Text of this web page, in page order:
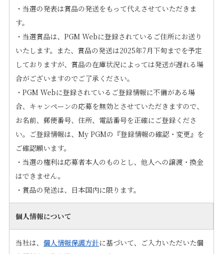
・当選の発表は賞品の発送をもって代えさせていただきま
す。
・当選賞品は、PGM Webに登録されているご住所にお送り
いたします。また、賞品の発送は2025年7月下旬までを予定
しておりますが、賞品の在庫状況によっては発送が遅れる場
合がございますのでご了承ください。
・PGM Webに登録されているご登録情報に不備がある場
合、キャンペーンの応募を無効とさせていただきますので、
お名前、郵便番号、住所、電話番号を正確にご登録くださ
い。ご登録情報は、My PGMの『登録情報の確認・変更』を
ご確認願います。
・当選の権利は応募者本人のものとし、他人への譲渡・換金
はできません。
・賞品の発送は、日本国内に限ります。
個人情報について
当社は、個人情報保護方針に基づいて、ご入力いただいた個